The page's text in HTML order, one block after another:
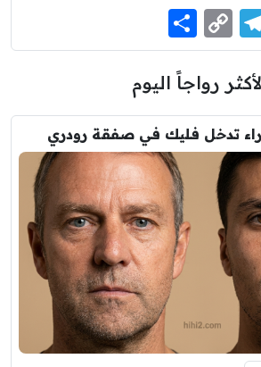
Telegram
Copy
Link
رواجاً اليوم
تدخل فليك في صفقة رودري